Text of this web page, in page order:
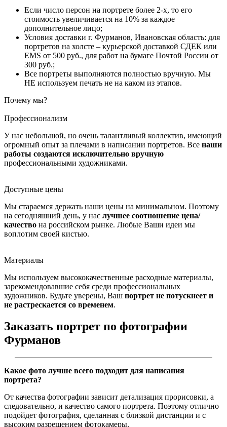
Если число персон на портрете более 2-х, то его
стоимость увеличивается на 10% за каждое
дополнительное лицо;
Условия доставки г. Фурманов, Ивановская область: для
портретов на холсте – курьерской доставкой СДЕК или
EMS от 500 руб., для работ на бумаге Почтой России от
300 руб.;
Все портреты выполняются полностью вручную. Мы
НЕ используем печать не на каком из этапов.
Почему мы?
Профессионализм
У нас небольшой, но очень талантливый коллектив, имеющий
огромный опыт за плечами в написании портретов. Все наши
работы создаются исключительно вручную
профессиональными художниками.
Доступные цены
Мы стараемся держать наши цены на минимальном. Поэтому
на сегодняшний день, у нас лучшее соотношение цена/
качество на российском рынке. Любые Ваши идеи мы
воплотим своей кистью.
Материалы
Мы используем высококачественные расходные материалы,
зарекомендовавшие себя среди профессиональных
художников. Будьте уверены, Ваш портрет не потускнеет и
не растрескается со временем.
Заказать портрет по фотографии
Фурманов
Какое фото лучше всего подходит для написания
портрета?
От качества фотографии зависит детализация прорисовки, а
следовательно, и качество самого портрета. Поэтому отлично
подойдет фотография, сделанная с близкой дистанции и с
высоким разрешением фотокамеры.